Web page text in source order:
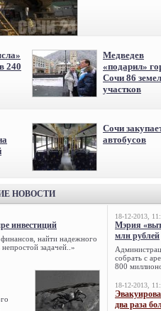
240
Медведев
«подарил»
Сочи 86
участков
Сочи
автобусов
НОВОСТИ
инвестиций
найти надежного
задачей..»
18-12-2013,
Мэрия
млн рублей
собрать с
800
18-12-2013,
два раза